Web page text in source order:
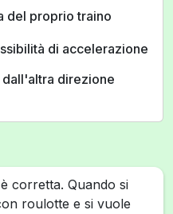
del proprio traino
di accelerazione
direzione
corretta. Quando si
roulotte e si vuole